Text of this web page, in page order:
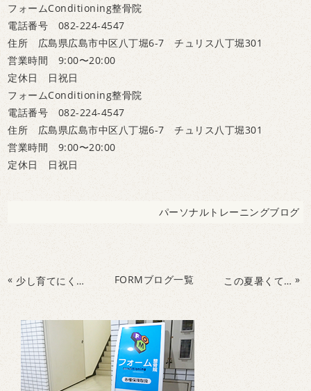
フォームConditioning整骨院
電話番号 082-224-4547
住所 広島県広島市中区八丁堀6-7 チュリス八丁堀301
営業時間 9:00〜20:00
定休日 日祝日
フォームConditioning整骨院
電話番号 082-224-4547
住所 広島県広島市中区八丁堀6-7 チュリス八丁堀301
営業時間 9:00〜20:00
定休日 日祝日
パーソナルトレーニングブログ
« 少し育てにくいと感じているお子さんに FORMブログ一覧 この夏暑くて動けない方必見です »